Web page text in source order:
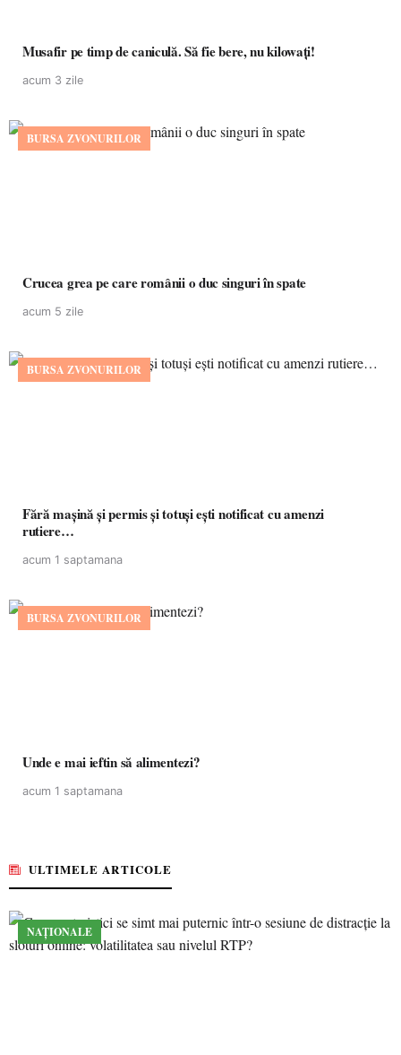
Musafir pe timp de caniculă. Să fie bere, nu kilowați!
acum 3 zile
BURSA ZVONURILOR
Crucea grea pe care românii o duc singuri în spate
acum 5 zile
BURSA ZVONURILOR
Fără mașină și permis și totuși ești notificat cu amenzi
rutiere…
acum 1 saptamana
BURSA ZVONURILOR
Unde e mai ieftin să alimentezi?
acum 1 saptamana
ULTIMELE ARTICOLE
NAȚIONALE